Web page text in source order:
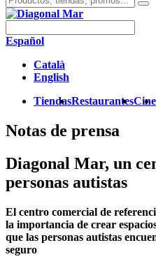
Español
Català
English
TiendasRestaurantesCine
Notas de prensa
Diagonal Mar, un
personas autistas
El centro comercial de
la importancia de crear
que las personas autistas
seguro